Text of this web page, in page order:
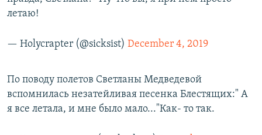
летаю!
— Holycrapter (@sicksist) December 4, 2019
По поводу полетов Светланы Медведевой
вспомнилась незатейливая песенка Блестящих:" А
я все летала, и мне было мало..."Как- то так.